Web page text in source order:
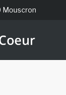
Mouscron